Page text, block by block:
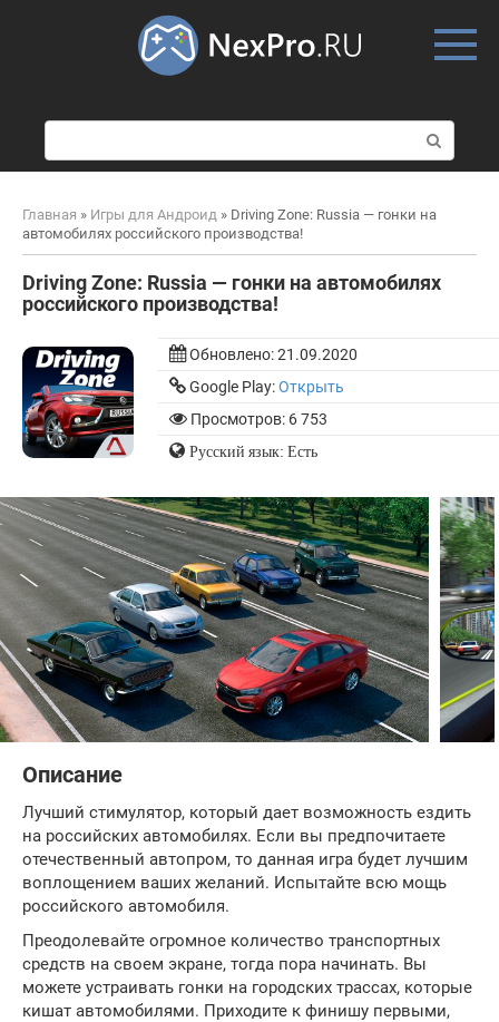
о
и
к
Главная » Игры для Андроид » Driving Zone: Russia — гонки на
автомобилях российского производства!
Driving Zone: Russia — гонки на автомобилях
российского производства!
Обновлено:21.09.2020
Google Play:Открыть
Просмотров: 6 753
Русский язык: Есть
Описание
Лучший стимулятор, который дает возможность ездить
на российских автомобилях. Если вы предпочитаете
отечественный автопром, то данная игра будет лучшим
воплощением ваших желаний. Испытайте всю мощь
российского автомобиля.
Преодолевайте огромное количество транспортных
средств на своем экране, тогда пора начинать. Вы
можете устраивать гонки на городских трассах, которые
кишат автомобилями. Приходите к финишу первыми,